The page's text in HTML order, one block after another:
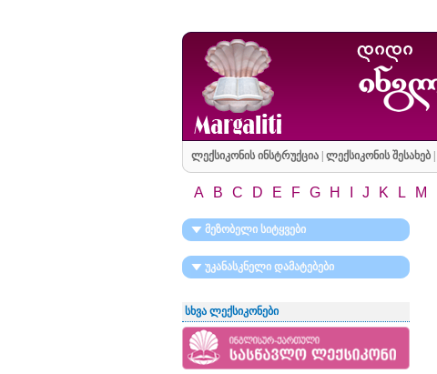
ლექსიკონის ინსტრუქცია| ლექსიკონის შესახებ|
A B C D E F G H J K L M
მეზობელი სიტყვები
უკანასკნელი დამატებები
სხვა ლექსიკონები